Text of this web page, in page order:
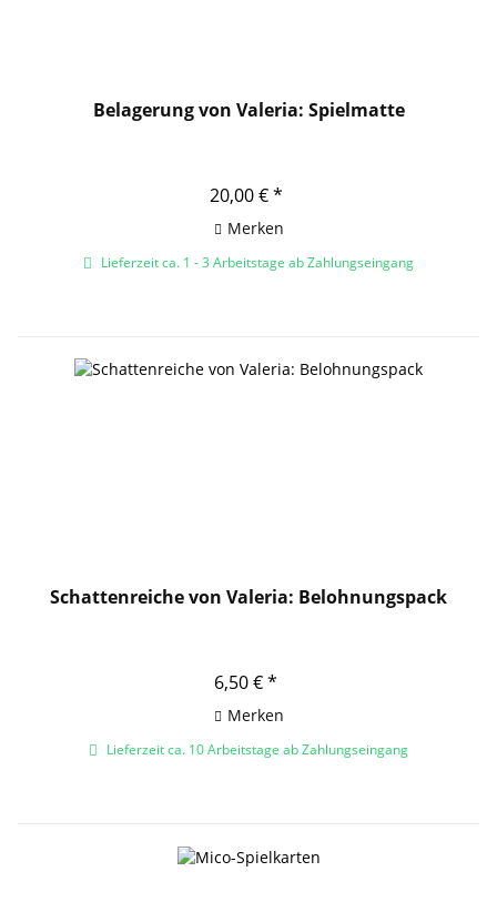
Belagerung von Valeria: Spielmatte
20,00 € *
Merken
Lieferzeit ca. 1 - 3 Arbeitstage ab Zahlungseingang
Schattenreiche von Valeria: Belohnungspack
6,50 € *
Merken
Lieferzeit ca. 10 Arbeitstage ab Zahlungseingang